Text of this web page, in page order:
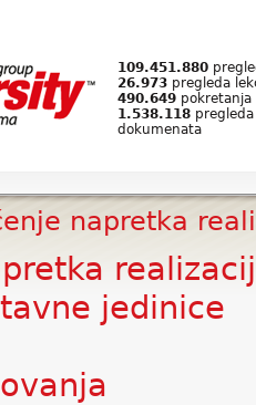
109.451.880
26.973 pregleda
490.649 pokretanja
1.538.118
dokumenata
napretka
jedinice